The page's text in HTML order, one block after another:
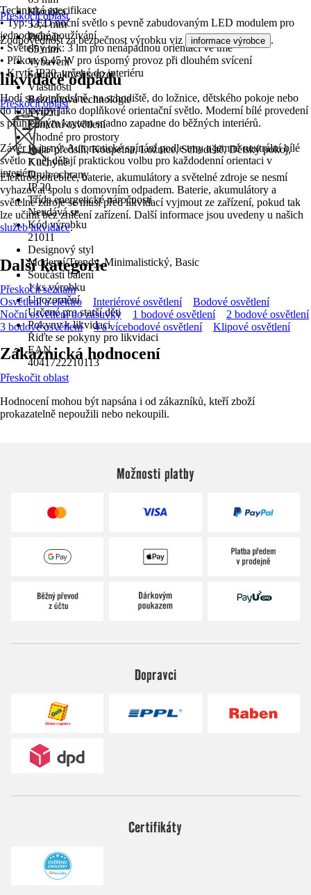
Hloubka
53,4 mm
Průměr
65 mm
Vybavení
Soumrakový senzor
Vlastnosti
Bezdrátová technologie
Využití
Funkční osvětlení
Vhodné pro prostory
Hala/ předsíň, Koupelna, Ložnice, Schodiště, Dětský pokoj,
Kuchyně
Druh ochrany
IP 20
Třída energetické náročnosti
Neudává se
Kód výrobku
21011
Designový styl
Moderní/Trendy, Minimalistický, Basic
Součástí balení
1 ks výrobku
Upozornění
Určené pro starší děti
Pokyny k likvidaci
Řiďte se pokyny pro likvidaci
EAN
4041722210113
Technická specifikace
• Typ: LED noční světlo s pevně zabudovaným LED modulem pro
jednoduché používání
• Světelný tok: 3 lm pro nenápadnou orientaci ve tmě
• Příkon: 0,45 W pro úsporný provoz při dlouhém svícení
• Krytí: IP20, určené do interiéru
Hodí se do předsíně, na schodiště, do ložnice, dětského pokoje nebo
do koupelny jako doplňkové orientační světlo. Moderní bílé provedení
s průhledným krytem snadno zapadne do běžných interiérů.
Závěr je jasný: Automatické spínání podle tmy a jemné neutrální bílé
světlo z něj dělají praktickou volbu pro každodenní orientaci v
interiéru.
Přeskočit oblast
Zodpovědnost za bezpečnost výrobku viz informace výrobce .
likvidace odpadu
Přeskočit oblast
Elektrospotřebiče, baterie, akumulátory a světelné zdroje se nesmí
vyhazovat spolu s domovním odpadem. Baterie, akumulátory a
světelné zdroje se musí před likvidací vyjmout ze zařízení, pokud tak
lze učinit bez zničení zařízení. Další informace jsou uvedeny u našich
služeb likvidace.
Další kategorie
Přeskočit seznam
Osvětlení a elektro
Interiérové osvětlení
Bodové osvětlení
Noční osvětlení do zásuvky
1 bodové osvětlení
2 bodové osvětlení
3 bodové osvětlení
4 a vícebodové osvětlení Klipové osvětlení
Zákaznická hodnocení
Přeskočit oblast
Hodnocení mohou být napsána i od zákazníků, kteří zboží
prokazatelně nepoužili nebo nekoupili.
Možnosti platby
Dopravci
Certifikáty